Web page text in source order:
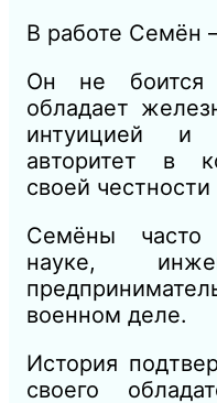
В работе Семён
Он не боится
обладает
интуицией и
авторитет в
своей
Семёны часто
науке,
военном деле.
История
своего